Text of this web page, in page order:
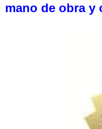
mano de obra y